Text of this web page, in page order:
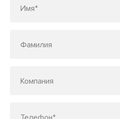
Имя*
Фамилия
Компания